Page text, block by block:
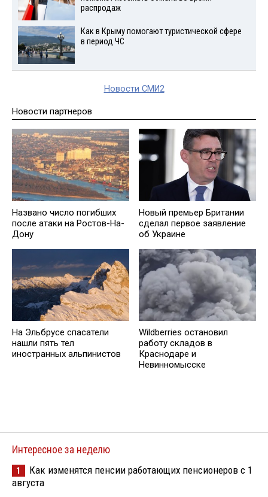
распродаж
Как в Крыму помогают туристической сфере
в период ЧС
Новости СМИ2
Новости партнеров
Названо число погибших
после атаки на Ростов-На-
Дону
Новый премьер Британии
сделал первое заявление
об Украине
На Эльбрусе спасатели
нашли пять тел
иностранных альпинистов
Wildberries остановил
работу складов в
Краснодаре и
Невинномысске
Интересное за неделю
1
Как изменятся пенсии работающих пенсионеров с 1
августа